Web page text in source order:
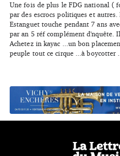
Une fois de plus le FDG national (
par des escrocs politiques et
Estanguet touche pendant 7 ans
par an 5 réf complément d'nquête.
Achetez in kayac ...un bon
peuple tout ce cirque ...à boycotter